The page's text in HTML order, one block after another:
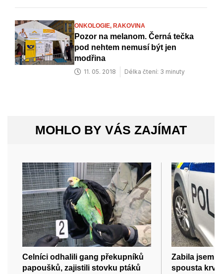
ONKOLOGIE, RAKOVINA
Pozor na melanom. Černá tečka
pod nehtem nemusí být jen
modřina
11. 05. 2018 Délka čtení: 3 minuty
MOHLO BY VÁS ZAJÍMAT
Celníci odhalili gang překupníků
papoušků, zajistili stovku ptáků
Zabila jsem
spousta